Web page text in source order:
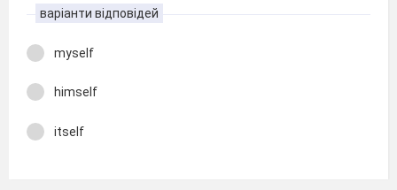
варіанти відповідей
myself
himself
itself